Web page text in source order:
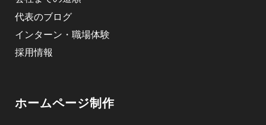
代表のブログ
インターン・職場体験
採用情報
ホームページ制作